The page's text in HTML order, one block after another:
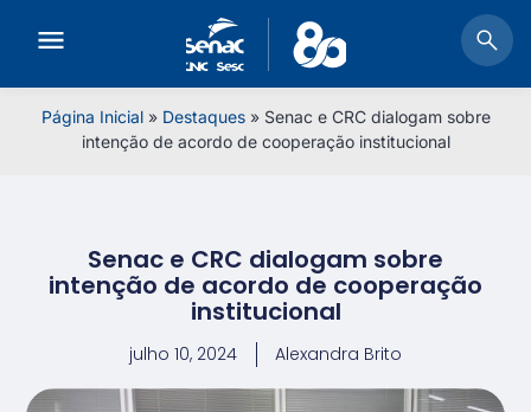
Página Inicial» Destaques» Senac e CRC dialogam sobre
intenção de acordo de cooperação institucional
Senac e CRC dialogam sobre
intenção de acordo de cooperação
institucional
julho 10, 2024 Alexandra Brito